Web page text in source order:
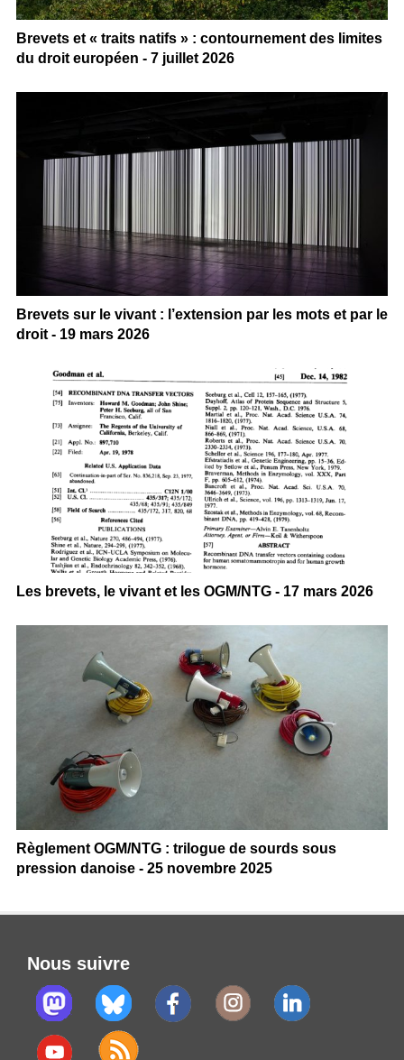
Brevets et « traits natifs » : contournement des limites
du droit européen - 7 juillet 2026
Brevets sur le vivant : l’extension par les mots et par le
droit - 19 mars 2026
Les brevets, le vivant et les OGM/NTG - 17 mars 2026
Règlement OGM/NTG : trilogue de sourds sous
pression danoise - 25 novembre 2025
Nous suivre